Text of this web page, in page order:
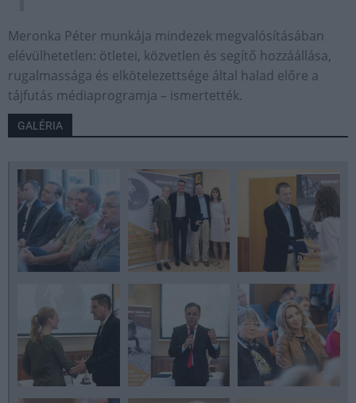
Meronka Péter munkája mindezek megvalósításában
elévülhetetlen: ötletei, közvetlen és segítő hozzáállása,
rugalmassága és elkötelezettsége által halad előre a
tájfutás médiaprogramja – ismertették.
GALÉRIA